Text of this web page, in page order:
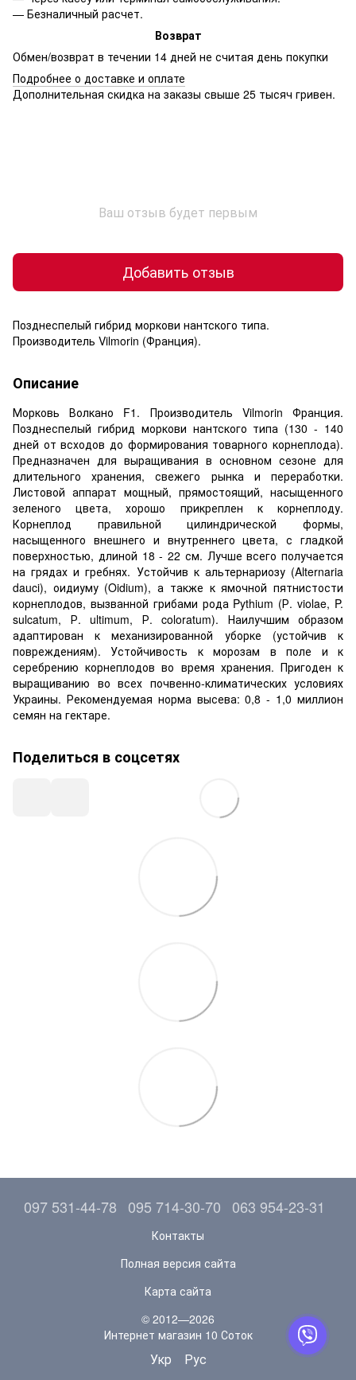
— Безналичный расчет.
Возврат
Обмен/возврат в течении 14 дней не считая день покупки
Подробнее о доставке и оплате
Дополнительная скидка на заказы свыше 25 тысяч гривен.
Ваш отзыв будет первым
Добавить отзыв
Позднеспелый гибрид моркови нантского типа.
Производитель Vilmorin (Франция).
Описание
Морковь Волкано F1. Производитель Vilmorin Франция.
Позднеспелый гибрид моркови нантского типа (130 - 140
дней от всходов до формирования товарного корнеплода).
Предназначен для выращивания в основном сезоне для
длительного хранения, свежего рынка и переработки.
Листовой аппарат мощный, прямостоящий, насыщенного
зеленого цвета, хорошо прикреплен к корнеплоду.
Корнеплод правильной цилиндрической формы,
насыщенного внешнего и внутреннего цвета, с гладкой
поверхностью, длиной 18 - 22 см. Лучше всего получается
на грядах и гребнях. Устойчив к альтернариозу (Alternaria
dauci), оидиуму (Oidium), а также к ямочной пятнистости
корнеплодов, вызванной грибами рода Pythium (Р. violae, P.
sulcatum, Р. ultimum, Р. coloratum). Наилучшим образом
адаптирован к механизированной уборке (устойчив к
повреждениям). Устойчивость к морозам в поле и к
серебрению корнеплодов во время хранения. Пригоден к
выращиванию во всех почвенно-климатических условиях
Украины. Рекомендуемая норма высева: 0,8 - 1,0 миллион
семян на гектаре.
Поделиться в соцсетях
097 531-44-78 095 714-30-70 063 954-23-31
Контакты
Полная версия сайта
Карта сайта
© 2012—2026
Интернет магазин 10 Соток
Укр Рус